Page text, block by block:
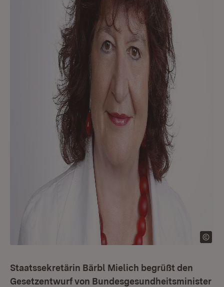
Staatssekretärin Bärbl Mielich begrüßt den
Gesetzentwurf von Bundesgesundheitsminister